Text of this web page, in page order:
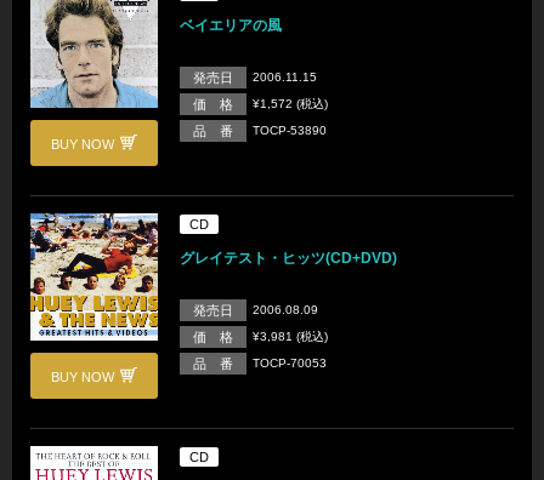
BUY NOW
ベイエリアの風
発売日 2006.11.15
価 格 ¥1,572 (税込)
品 番 TOCP-53890
BUY NOW
CD
グレイテスト・ヒッツ(CD+DVD)
発売日 2006.08.09
価 格 ¥3,981 (税込)
品 番 TOCP-70053
CD